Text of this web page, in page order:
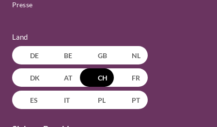
Presse
Land
DE BE GB NL
DK AT CH FR
ES IT PL PT